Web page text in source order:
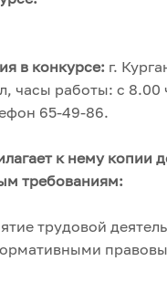
в конкурсе: г.
часы работы: с 8.00
65-49-86.
к нему копии
требованиям:
трудовой